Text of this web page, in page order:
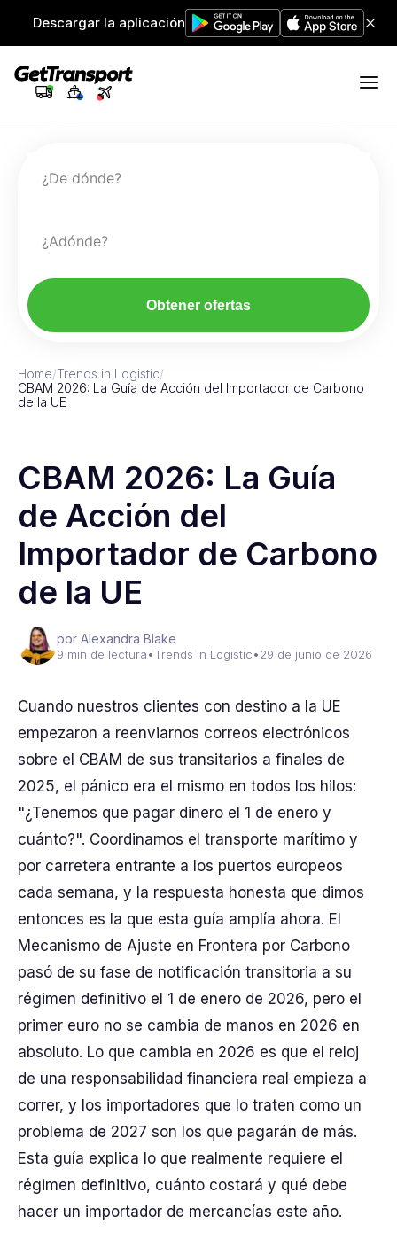
Descargar la aplicación
¿De dónde?
¿Adónde?
Obtener ofertas
Home/Trends in Logistic/
CBAM 2026: La Guía de Acción del Importador de Carbono
de la UE
CBAM 2026: La Guía
de Acción del
Importador de Carbono
de la UE
por Alexandra Blake
9 min de lectura•Trends in Logistic•29 de junio de 2026
Cuando nuestros clientes con destino a la UE
empezaron a reenviarnos correos electrónicos
sobre el CBAM de sus transitarios a finales de
2025, el pánico era el mismo en todos los hilos:
"¿Tenemos que pagar dinero el 1 de enero y
cuánto?". Coordinamos el transporte marítimo y
por carretera entrante a los puertos europeos
cada semana, y la respuesta honesta que dimos
entonces es la que esta guía amplía ahora. El
Mecanismo de Ajuste en Frontera por Carbono
pasó de su fase de notificación transitoria a su
régimen definitivo el 1 de enero de 2026, pero el
primer euro no se cambia de manos en 2026 en
absoluto. Lo que cambia en 2026 es que el reloj
de una responsabilidad financiera real empieza a
correr, y los importadores que lo traten como un
problema de 2027 son los que pagarán de más.
Esta guía explica lo que realmente requiere el
régimen definitivo, cuánto costará y qué debe
hacer un importador de mercancías este año.